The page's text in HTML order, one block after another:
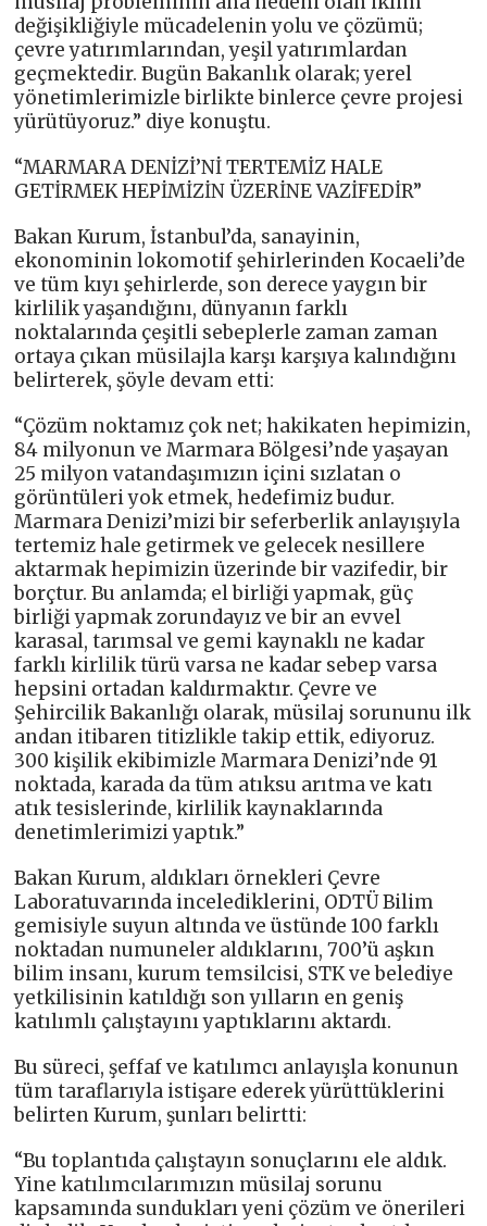
değişikliğiyle mücadelenin yolu ve çözümü;
çevre yatırımlarından, yeşil yatırımlardan
geçmektedir. Bugün Bakanlık olarak; yerel
yönetimlerimizle birlikte binlerce çevre projesi
yürütüyoruz.” diye konuştu.
“MARMARA DENİZİ’Nİ TERTEMİZ HALE
GETİRMEK HEPİMİZİN ÜZERİNE VAZİFEDİR”
Bakan Kurum, İstanbul’da, sanayinin,
ekonominin lokomotif şehirlerinden Kocaeli’de
ve tüm kıyı şehirlerde, son derece yaygın bir
kirlilik yaşandığını, dünyanın farklı
noktalarında çeşitli sebeplerle zaman zaman
ortaya çıkan müsilajla karşı karşıya kalındığını
belirterek, şöyle devam etti:
“Çözüm noktamız çok net; hakikaten hepimizin,
84 milyonun ve Marmara Bölgesi’nde yaşayan
25 milyon vatandaşımızın içini sızlatan o
görüntüleri yok etmek, hedefimiz budur.
Marmara Denizi’mizi bir seferberlik anlayışıyla
tertemiz hale getirmek ve gelecek nesillere
aktarmak hepimizin üzerinde bir vazifedir, bir
borçtur. Bu anlamda; el birliği yapmak, güç
birliği yapmak zorundayız ve bir an evvel
karasal, tarımsal ve gemi kaynaklı ne kadar
farklı kirlilik türü varsa ne kadar sebep varsa
hepsini ortadan kaldırmaktır. Çevre ve
Şehircilik Bakanlığı olarak, müsilaj sorununu ilk
andan itibaren titizlikle takip ettik, ediyoruz.
300 kişilik ekibimizle Marmara Denizi’nde 91
noktada, karada da tüm atıksu arıtma ve katı
atık tesislerinde, kirlilik kaynaklarında
denetimlerimizi yaptık.”
Bakan Kurum, aldıkları örnekleri Çevre
Laboratuvarında incelediklerini, ODTÜ Bilim
gemisiyle suyun altında ve üstünde 100 farklı
noktadan numuneler aldıklarını, 700’ü aşkın
bilim insanı, kurum temsilcisi, STK ve belediye
yetkilisinin katıldığı son yılların en geniş
katılımlı çalıştayını yaptıklarını aktardı.
Bu süreci, şeffaf ve katılımcı anlayışla konunun
tüm taraflarıyla istişare ederek yürüttüklerini
belirten Kurum, şunları belirtti:
“Bu toplantıda çalıştayın sonuçlarını ele aldık.
Yine katılımcılarımızın müsilaj sorunu
kapsamında sundukları yeni çözüm ve önerileri